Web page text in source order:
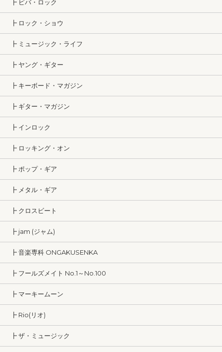
┣ ビバ・ロック
┣ ロック・ショウ
┣ ミュージック・ライフ
┣ ヤング・ギター
┣ キーボード・マガジン
┣ ギター・マガジン
┣ インロック
┣ ロッキング・オン
┣ ポップ・ギア
┣ メタル・ギア
┣ クロスビート
┣ jam (ジャム)
┣ 音楽専科 ONGAKUSENKA
┣ フールズメイト No.1～No.100
┣ マーキームーン
┣ Rio(リオ)
┣ ザ・ミュージック